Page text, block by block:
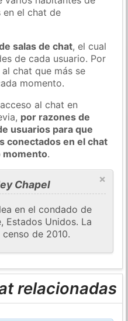
en el chat de
salas de chat, el cual
de cada usuario. Por
chat que más se
momento.
al chat en
por razones de
usuarios para que
conectados en el chat
momento.
×
Chapel
en el condado de
Estados Unidos. La
de 2010.
relacionadas